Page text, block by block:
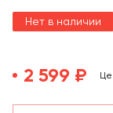
Нет в наличии
2 599 ₽